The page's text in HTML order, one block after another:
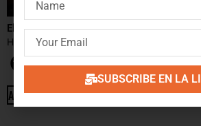
Elektron kukeso
HANS EDLER
17.68€
ADD TO CART
Insight
ADD TO
SUBSCRIBE EN LA